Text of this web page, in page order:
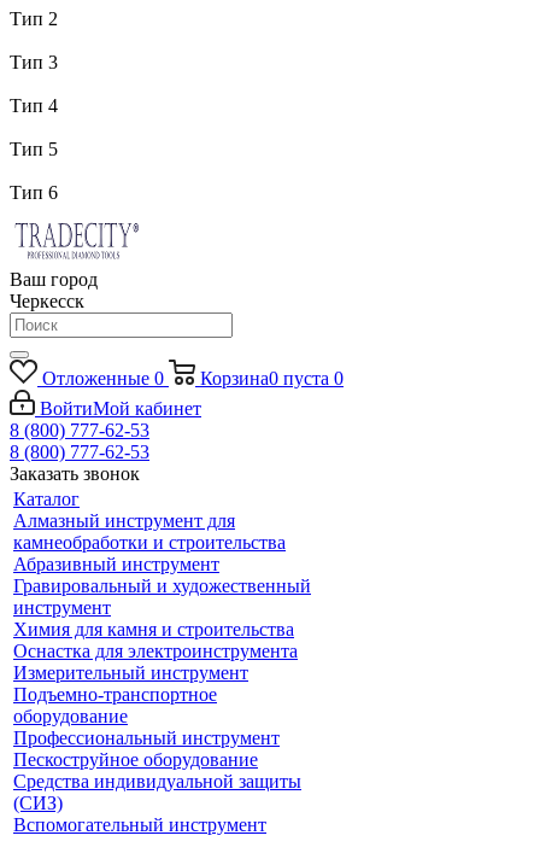
Тип 2
Тип 3
Тип 4
Тип 5
Тип 6
Ваш город
Черкесск
Отложенные 0 Корзина0 пуста 0
ВойтиМой кабинет
8 (800) 777-62-53
8 (800) 777-62-53
Заказать звонок
Каталог
Алмазный инструмент для
камнеобработки и строительства
Абразивный инструмент
Гравировальный и художественный
инструмент
Химия для камня и строительства
Оснастка для электроинструмента
Измерительный инструмент
Подъемно-транспортное
оборудование
Профессиональный инструмент
Пескоструйное оборудование
Средства индивидуальной защиты
(СИЗ)
Вспомогательный инструмент